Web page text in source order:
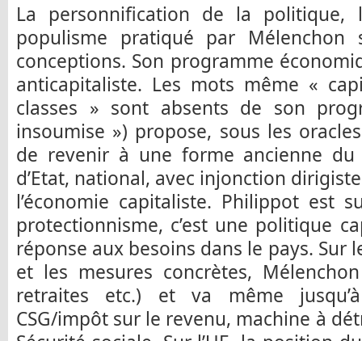
La personnification de la
populisme pratiqué par Mélenchon
conceptions. Son programme
anticapitaliste. Les mots même «
classes » sont absents de son
insoumise ») propose, sous les
de revenir à une forme ancienne du
d’Etat, national, avec injonction
l’économie capitaliste. Philippot est
protectionnisme, c’est une politique
réponse aux besoins dans le pays. Sur
et les mesures concrètes,
retraites etc.) et va même
CSG/impôt sur le revenu, machine à